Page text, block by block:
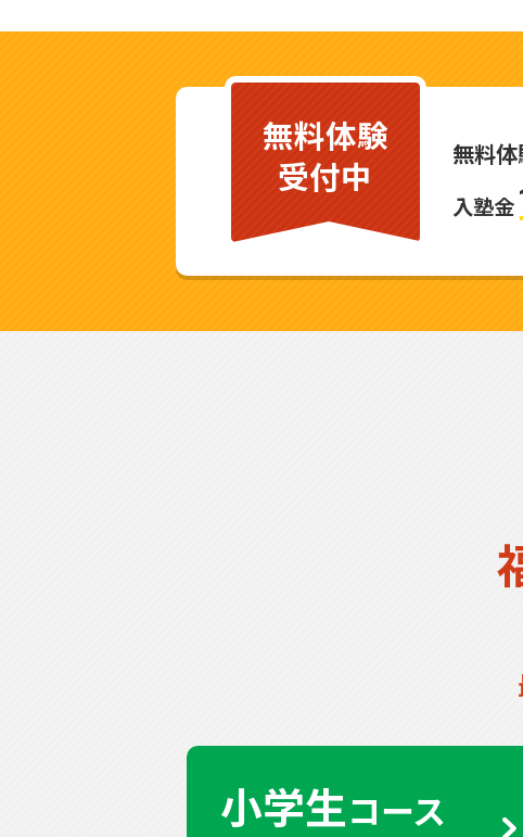
無料体験
受付中
無料
入塾金
小学生コース